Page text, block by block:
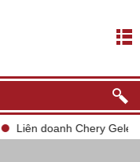
Liên doanh Chery